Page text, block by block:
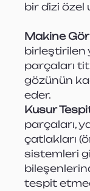
bir dizi özel
Makine
birleştirilen
parçaları
gözünün
eder.
Kusur
parçaları,
çatlakları
sistemleri
tespit